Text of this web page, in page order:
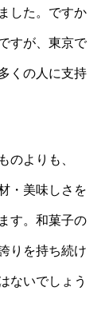
した。ですか
すが、東京で
くの人に支持
のよりも、
・美味しさを
す。和菓子の
りを持ち続け
ないでしょう